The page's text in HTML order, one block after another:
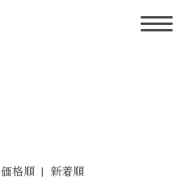
価格順| 新着順